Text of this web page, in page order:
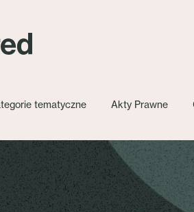
tematyczne Akty Prawne